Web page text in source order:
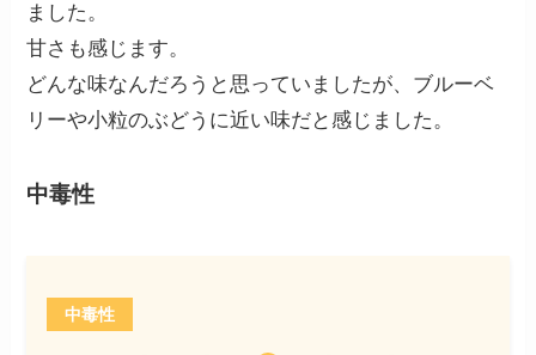
ました。
甘さも感じます。
どんな味なんだろうと思っていましたが、ブルーベ
リーや小粒のぶどうに近い味だと感じました。
中毒性
中毒性